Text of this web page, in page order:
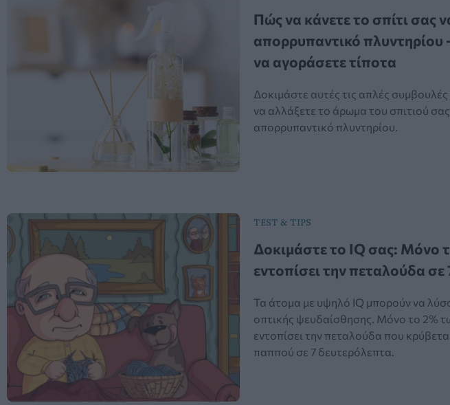
Πώς να κάνετε το σπίτι σας
απορρυπαντικό πλυντηρίου
να αγοράσετε τίποτα
Δοκιμάστε αυτές τις απλές συμβουλές
να αλλάξετε το άρωμα του σπιτιού
απορρυπαντικό πλυντηρίου.
TEST & TIPS
Δοκιμάστε το IQ σας: Μόνο
εντοπίσει την πεταλούδα
Τα άτομα με υψηλό IQ μπορούν να
οπτικής ψευδαίσθησης. Μόνο το 2%
εντοπίσει την πεταλούδα που
παππού σε 7 δευτερόλεπτα.